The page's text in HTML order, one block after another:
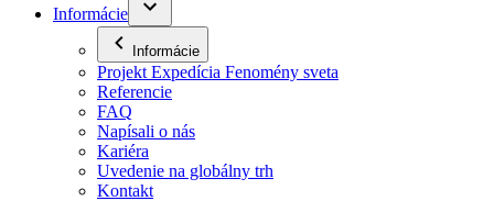
Informácie
Informácie
Projekt Expedícia Fenomény sveta
Referencie
FAQ
Napísali o nás
Kariéra
Uvedenie na globálny trh
Kontakt